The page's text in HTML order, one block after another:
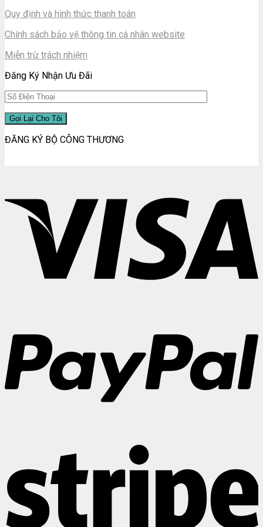
Quy định và hình thức thanh toán
Chính sách bảo vệ thông tin cá nhân website
Miễn trừ trách nhiệm
Đăng Ký Nhận Ưu Đãi
ĐĂNG KÝ BỘ CÔNG THƯƠNG